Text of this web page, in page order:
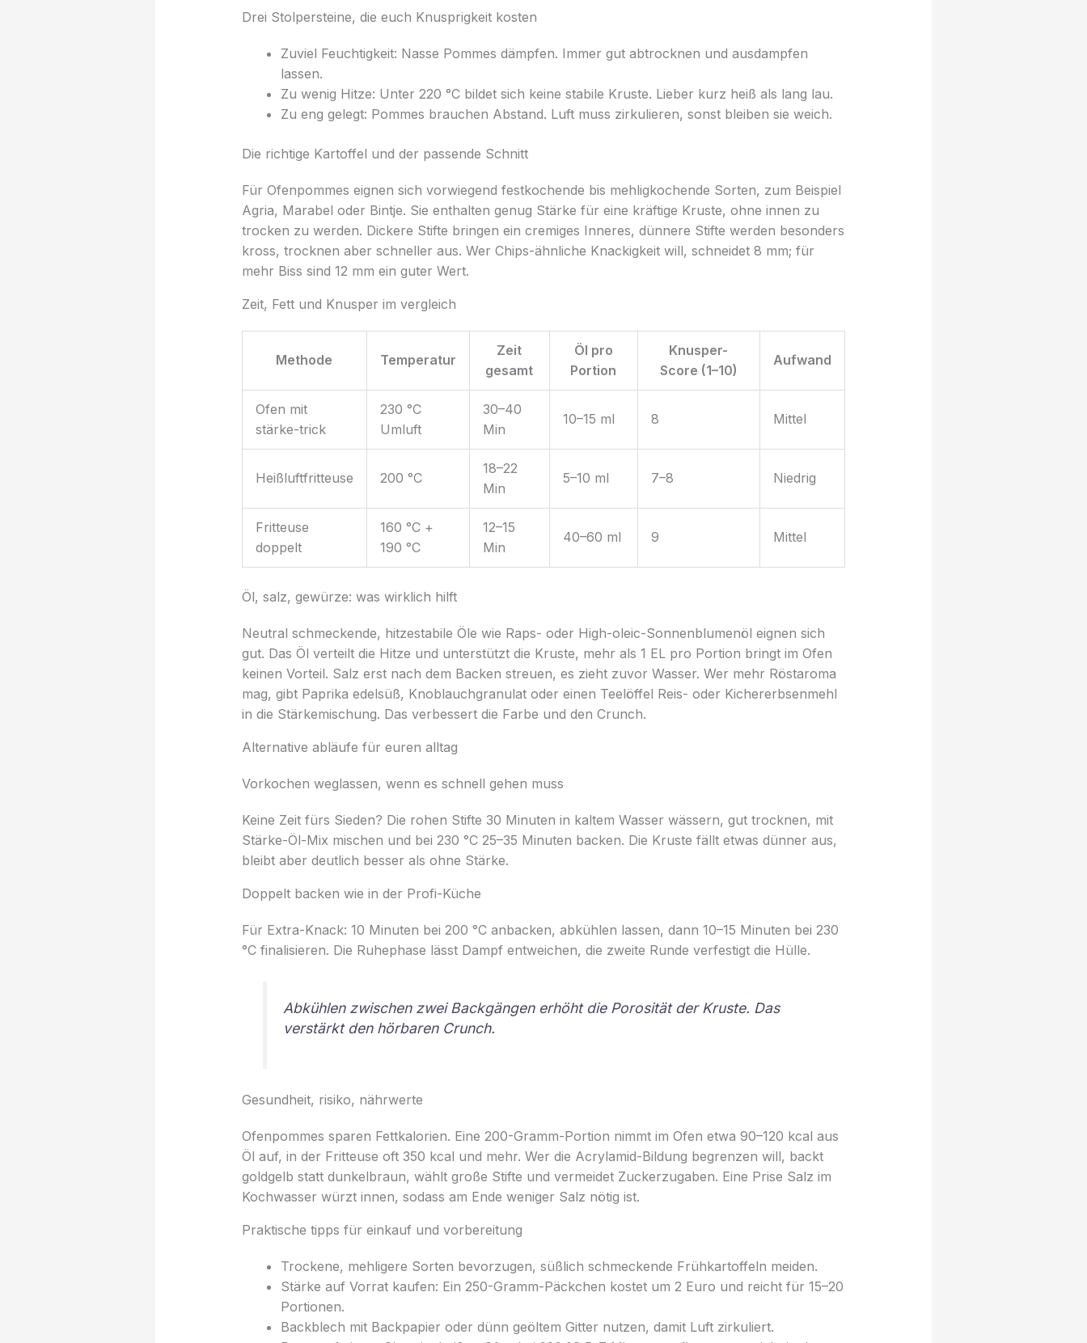
Drei Stolpersteine, die euch Knusprigkeit kosten
Zuviel Feuchtigkeit: Nasse Pommes dämpfen. Immer gut abtrocknen und ausdampfen
lassen.
Zu wenig Hitze: Unter 220 °C bildet sich keine stabile Kruste. Lieber kurz heiß als lang lau.
Zu eng gelegt: Pommes brauchen Abstand. Luft muss zirkulieren, sonst bleiben sie weich.
Die richtige Kartoffel und der passende Schnitt
Für Ofenpommes eignen sich vorwiegend festkochende bis mehligkochende Sorten, zum Beispiel
Agria, Marabel oder Bintje. Sie enthalten genug Stärke für eine kräftige Kruste, ohne innen zu
trocken zu werden. Dickere Stifte bringen ein cremiges Inneres, dünnere Stifte werden besonders
kross, trocknen aber schneller aus. Wer Chips-ähnliche Knackigkeit will, schneidet 8 mm; für
mehr Biss sind 12 mm ein guter Wert.
Zeit, Fett und Knusper im vergleich
Methode Temperatur
Zeit
gesamt
Öl pro
Portion
Knusper-
Score (1–10)
Aufwand
Ofen mit
stärke-trick
230 °C
Umluft
30–40
Min
10–15 ml 8 Mittel
Heißluftfritteuse 200 °C
18–22
Min
5–10 ml 7–8 Niedrig
Fritteuse
doppelt
160 °C +
190 °C
12–15
Min
40–60 ml 9 Mittel
Öl, salz, gewürze: was wirklich hilft
Neutral schmeckende, hitzestabile Öle wie Raps- oder High-oleic-Sonnenblumenöl eignen sich
gut. Das Öl verteilt die Hitze und unterstützt die Kruste, mehr als 1 EL pro Portion bringt im Ofen
keinen Vorteil. Salz erst nach dem Backen streuen, es zieht zuvor Wasser. Wer mehr Röstaroma
mag, gibt Paprika edelsüß, Knoblauchgranulat oder einen Teelöffel Reis- oder Kichererbsenmehl
in die Stärkemischung. Das verbessert die Farbe und den Crunch.
Alternative abläufe für euren alltag
Vorkochen weglassen, wenn es schnell gehen muss
Keine Zeit fürs Sieden? Die rohen Stifte 30 Minuten in kaltem Wasser wässern, gut trocknen, mit
Stärke-Öl-Mix mischen und bei 230 °C 25–35 Minuten backen. Die Kruste fällt etwas dünner aus,
bleibt aber deutlich besser als ohne Stärke.
Doppelt backen wie in der Profi-Küche
Für Extra-Knack: 10 Minuten bei 200 °C anbacken, abkühlen lassen, dann 10–15 Minuten bei 230
°C finalisieren. Die Ruhephase lässt Dampf entweichen, die zweite Runde verfestigt die Hülle.
Abkühlen zwischen zwei Backgängen erhöht die Porosität der Kruste. Das
verstärkt den hörbaren Crunch.
Gesundheit, risiko, nährwerte
Ofenpommes sparen Fettkalorien. Eine 200-Gramm-Portion nimmt im Ofen etwa 90–120 kcal aus
Öl auf, in der Fritteuse oft 350 kcal und mehr. Wer die Acrylamid-Bildung begrenzen will, backt
goldgelb statt dunkelbraun, wählt große Stifte und vermeidet Zuckerzugaben. Eine Prise Salz im
Kochwasser würzt innen, sodass am Ende weniger Salz nötig ist.
Praktische tipps für einkauf und vorbereitung
Trockene, mehligere Sorten bevorzugen, süßlich schmeckende Frühkartoffeln meiden.
Stärke auf Vorrat kaufen: Ein 250-Gramm-Päckchen kostet um 2 Euro und reicht für 15–20
Portionen.
Backblech mit Backpapier oder dünn geöltem Gitter nutzen, damit Luft zirkuliert.